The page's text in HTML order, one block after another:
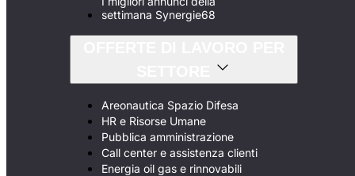
settimana Synergie68
Areonautica Spazio Difesa
HR e Risorse Umane
Pubblica amministrazione
Call center e assistenza clienti
Energia oil gas e rinnovabili